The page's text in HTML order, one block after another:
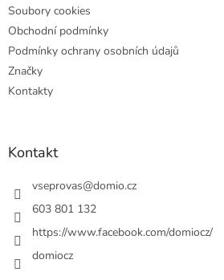
Soubory cookies
Obchodní podmínky
Podmínky ochrany osobních údajů
Značky
Kontakty
Kontakt
vseprovas@domio.cz
603 801 132
https://www.facebook.com/domiocz/
domiocz